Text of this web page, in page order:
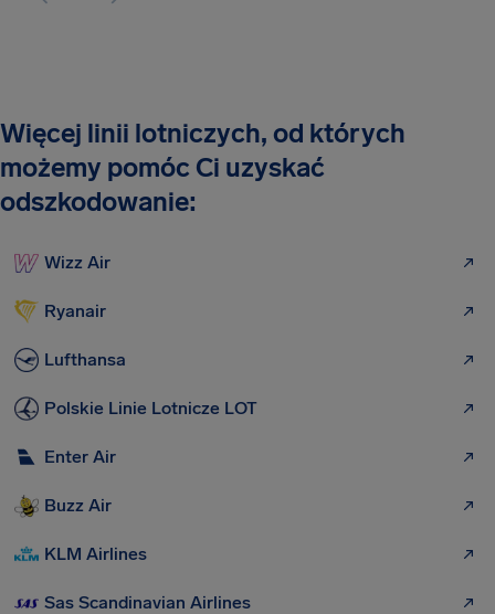
Więcej linii lotniczych, od których
możemy pomóc Ci uzyskać
odszkodowanie:
Wizz Air
Ryanair
Lufthansa
Polskie Linie Lotnicze LOT
Enter Air
Buzz Air
KLM Airlines
Sas Scandinavian Airlines